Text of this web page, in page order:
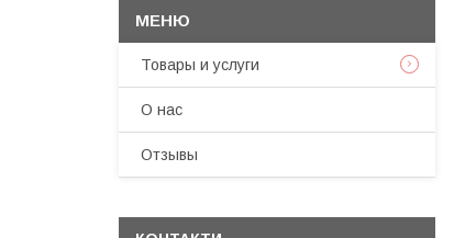
Товары и услуги
О нас
Отзывы